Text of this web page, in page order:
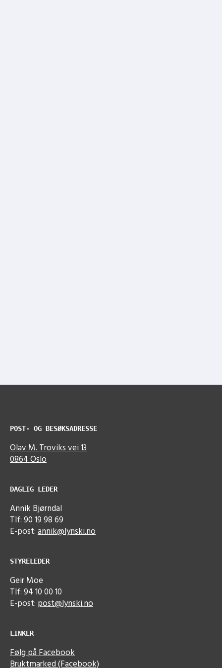
POST- OG BESØKSADRESSE
Olav M. Troviks vei 13
0864 Oslo
DAGLIG LEDER
Annik Bjørndal
Tlf: 90 19 98 69
E-post:annik@lynski.no
STYRELEDER
Geir Moe
Tlf: 94 10 00 10
E-post: post@lynski.no
LINKER
Følg på Facebook
Bruktmarked (Facebook)